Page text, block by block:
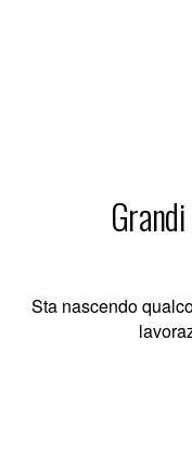
Sta nascendo